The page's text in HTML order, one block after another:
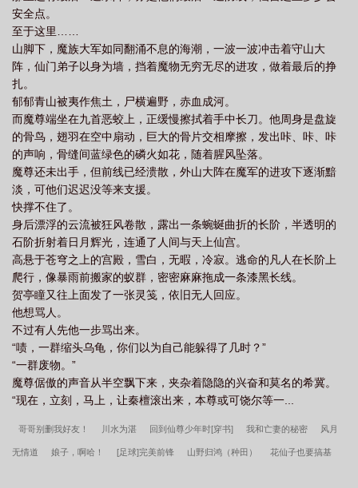
双向救赎，相信我，我是写甜文的，主角线基本应该不会种苦瓜。
安全点。
至于这里……
山脚下，魔族大军如同翻涌不息的海潮，一波一波冲击着守山大
阵，仙门弟子以身为墙，挡着魔物无穷无尽的进攻，做着最后的挣
扎。
郁郁青山被夷作焦土，尸横遍野，赤血成河。
而魔尊端坐在九首恶蛟上，正缓慢擦拭着手中长刀。他周身是盘旋
的骨鸟，翅羽在空中扇动，巨大的骨片交相摩擦，发出咔、咔、咔
的声响，骨缝间蓝绿色的磷火如花，随着腥风坠落。
魔尊还未出手，但前线已经溃散，外山大阵在魔军的进攻下逐渐黯
淡，可他们迟迟没等来支援。
快撑不住了。
身后漂浮的云流被狂风卷散，露出一条蜿蜒曲折的长阶，半透明的
石阶折射着日月辉光，连通了人间与天上仙宫。
高悬于苍穹之上的宫殿，雪白，无暇，冷寂。逃命的凡人在长阶上
爬行，像暴雨前搬家的蚁群，密密麻麻拖成一条漆黑长线。
贺亭瞳又往上面发了一张灵笺，依旧无人回应。
他想骂人。
不过有人先他一步骂出来。
“啧，一群缩头乌龟，你们以为自己能躲得了几时？”
“一群废物。”
魔尊倨傲的声音从半空飘下来，夹杂着隐隐的兴奋和莫名的希冀。
“现在，立刻，马上，让秦檀滚出来，本尊或可饶尔等一...
哥哥别删我好友！ 川水为湛 回到仙尊少年时[穿书] 我和亡妻的秘密 风月
无情道 娘子，啊哈！ [足球]完美前锋 山野归鸿（种田） 花仙子也要搞基